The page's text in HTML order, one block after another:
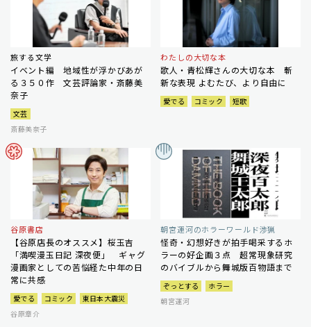
旅する文学
イベント編 地域性が浮かびあが
る３５０作 文芸評論家・斎藤美
奈子
文芸
斎藤美奈子
わたしの大切な本
歌人・青松輝さんの大切な本 斬
新な表現 よむたび、より自由に
愛でる コミック 短歌
谷原書店
【谷原店長のオススメ】桜玉吉
「満喫漫玉日記 深夜便」 ギャグ
漫画家としての苦悩経た中年の日
常に共感
愛でる コミック
東日本大震災
谷原章介
朝宮運河のホラーワールド渉猟
怪奇・幻想好きが拍手喝采するホ
ラーの好企画３点 超常現象研究
のバイブルから舞城版百物語まで
ぞっとする
ホラー
朝宮運河